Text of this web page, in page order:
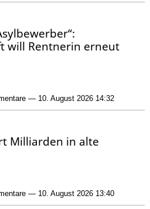
will Rentnerin erneut
— 10. August 2026 14:32
Milliarden in alte
— 10. August 2026 13:40